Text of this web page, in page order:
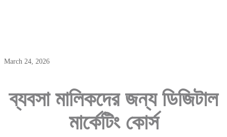
March 24, 2026
ব্যবসামালিকদেরজন্যডিজিটাল
মার্কেটিং কোর্স